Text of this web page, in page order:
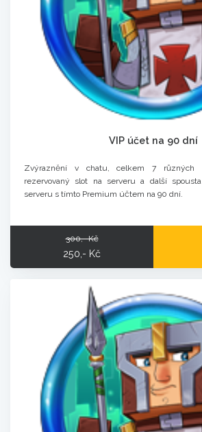
VIP účet na 90 dní
Zvýraznění v chatu, celkem 7 různých
rezervovaný slot na serveru a další
serveru s tímto Premium účtem na 90 dní.
300,- Kč
250,- Kč